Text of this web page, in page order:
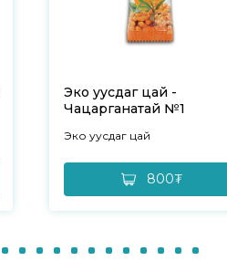
Эко уусдаг цай -
Чацарганатай №1
Эко уусдаг цай
800₮